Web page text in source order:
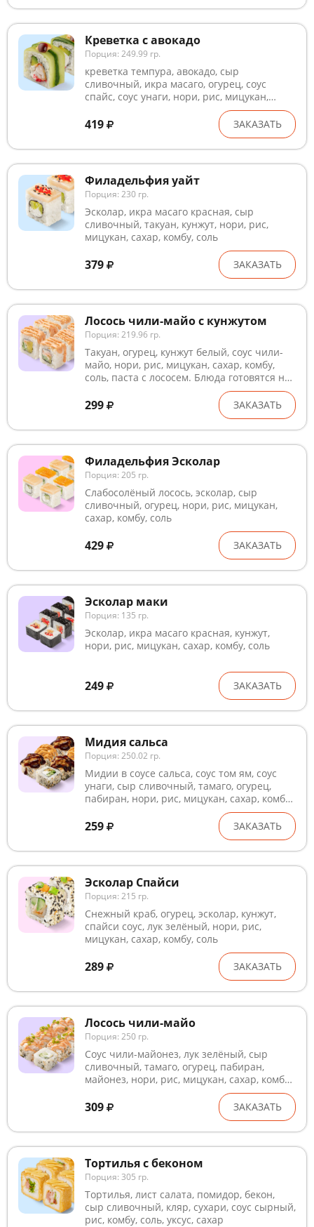
переработки. В рыбном и курином филе
изображения
Креветка с авокадо
Порция: 249.99 гр.
креветка темпура, авокадо, сыр
сливочный, икра масаго, огурец, соус
спайс, соус унаги, нори, рис, мицукан,
сахар, комбу, соль. Блюда готовятся на
предприятии, где используются глютен,
лактоза, кунжут, рыба, ракообразные и
продукты их переработки. В рыбном и
Внешний вид может незначительно
отличаться от изображения
419 ЗАКАЗАТЬ
Филадельфия уайт
Порция: 230 гр.
Эсколар, икра масаго красная, сыр
сливочный, такуан, кунжут, нори, рис,
мицукан, сахар, комбу, соль
379 ЗАКАЗАТЬ
Лосось чили-майо с кунжутом
Порция: 219.96 гр.
Такуан, огурец, кунжут белый, соус чили-
майо, нори, рис, мицукан, сахар, комбу,
соль, паста с лососем. Блюда готовятся на
предприятии, где используются глютен,
лактоза, кунжут, рыба, ракообразные и
продукты их переработки. В рыбном и
курином филе могут попадаться кости.
отличаться от изображения
299 ЗАКАЗАТЬ
Филадельфия Эсколар
Порция: 205 гр.
Слабосолёный лосось, эсколар, сыр
сливочный, огурец, нори, рис, мицукан,
сахар, комбу, соль
429 ЗАКАЗАТЬ
Эсколар маки
Порция: 135 гр.
Эсколар, икра масаго красная, кунжут,
нори, рис, мицукан, сахар, комбу, соль
249 ЗАКАЗАТЬ
Мидия сальса
Порция: 250.02 гр.
Мидии в соусе сальса, соус том ям, соус
унаги, сыр сливочный, тамаго, огурец,
пабиран, нори, рис, мицукан, сахар, комбу,
соль. Блюда готовятся на предприятии,
где используются глютен, лактоза, кунжут,
рыба, ракообразные и продукты их
переработки. В рыбном и курином филе
может незначительно отличаться от
изображения
259 ЗАКАЗАТЬ
Эсколар Спайси
Порция: 215 гр.
Снежный краб, огурец, эсколар, кунжут,
спайси соус, лук зелёный, нори, рис,
мицукан, сахар, комбу, соль
289 ЗАКАЗАТЬ
Лосось чили-майо
Порция: 250 гр.
Соус чили-майонез, лук зелёный, сыр
сливочный, тамаго, огурец, пабиран,
майонез, нори, рис, мицукан, сахар, комбу,
соль, паста с лососем. Блюда готовятся на
предприятии, где используются глютен,
лактоза, кунжут, рыба, ракообразные и
продукты их переработки. В рыбном и
Внешний вид может незначительно
отличаться от изображения
309 ЗАКАЗАТЬ
Тортилья с беконом
Порция: 305 гр.
Тортилья, лист салата, помидор, бекон,
сыр сливочный, кляр, сухари, соус сырный,
рис, комбу, соль, уксус, сахар